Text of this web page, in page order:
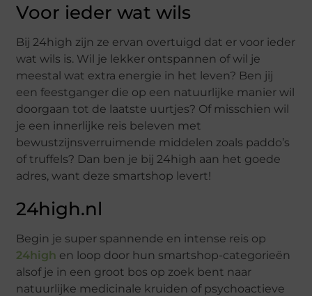
Voor ieder wat wils
Bij 24high zijn ze ervan overtuigd dat er voor ieder
wat wils is. Wil je lekker ontspannen of wil je
meestal wat extra energie in het leven? Ben jij
een feestganger die op een natuurlijke manier wil
doorgaan tot de laatste uurtjes? Of misschien wil
je een innerlijke reis beleven met
bewustzijnsverruimende middelen zoals paddo’s
of truffels? Dan ben je bij 24high aan het goede
adres, want deze smartshop levert!
24high.nl
Begin je super spannende en intense reis op
24high en loop door hun smartshop-categorieën
alsof je in een groot bos op zoek bent naar
natuurlijke medicinale kruiden of psychoactieve